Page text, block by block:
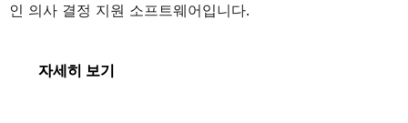
OpenFlows WaterGEMS
인 의사 결정 지원 소프트웨어입니다.
자세히 보기